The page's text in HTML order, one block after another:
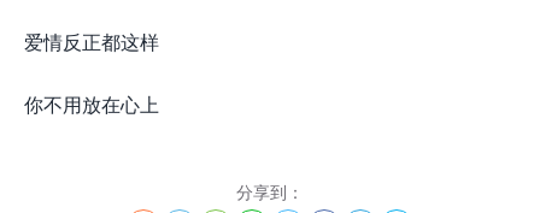
爱情反正都这样
你不用放在心上
分享到：